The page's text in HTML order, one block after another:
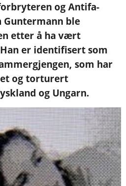
og Antifa-
Guntermann ble
etter å ha vært
er identifisert som
som har
og torturert
og Ungarn.